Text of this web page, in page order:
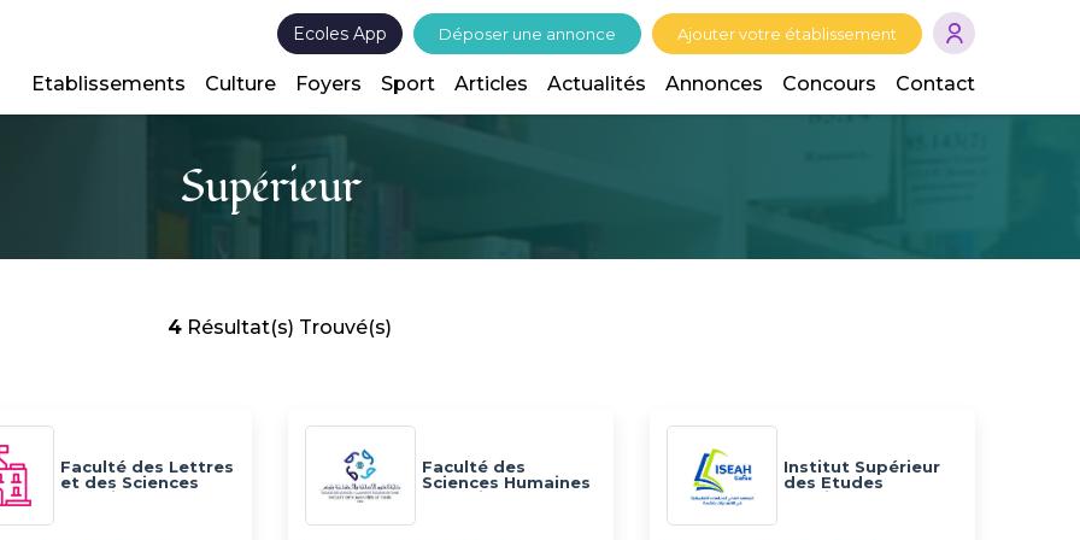
Ecoles App Déposer une annonce Ajouter votre établissement
Etablissements Culture Foyers Sport Articles Actualités Annonces Concours Contact
Supérieur
4 Résultat(s) Trouvé(s)
Faculté des Lettres
et des Sciences
Humaines de Sfax
Faculté des
Sciences Humaines
et Sociales de
Institut Supérieur
des Etudes
Appliquées en